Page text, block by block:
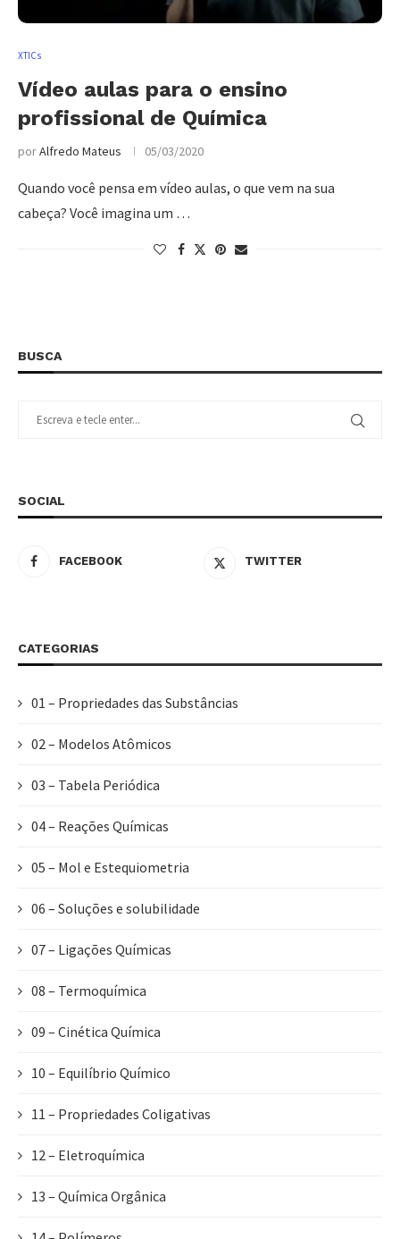
XTICs
Vídeo aulas para o ensino
profissional de Química
porAlfredo Mateus 05/03/2020
Quando você pensa em vídeo aulas, o que vem na sua
cabeça? Você imagina um …
BUSCA
SOCIAL
FACEBOOK TWITTER
CATEGORIAS
01 – Propriedades das Substâncias
02 – Modelos Atômicos
03 – Tabela Periódica
04 – Reações Químicas
05 – Mol e Estequiometria
06 – Soluções e solubilidade
07 – Ligações Químicas
08 – Termoquímica
09 – Cinética Química
10 – Equilíbrio Químico
11 – Propriedades Coligativas
12 – Eletroquímica
13 – Química Orgânica